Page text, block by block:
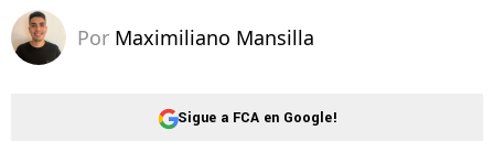
Por Maximiliano Mansilla
Sigue a FCA en Google!